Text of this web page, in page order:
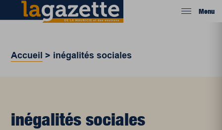
Menu
Accueil > inégalités sociales
inégalités sociales